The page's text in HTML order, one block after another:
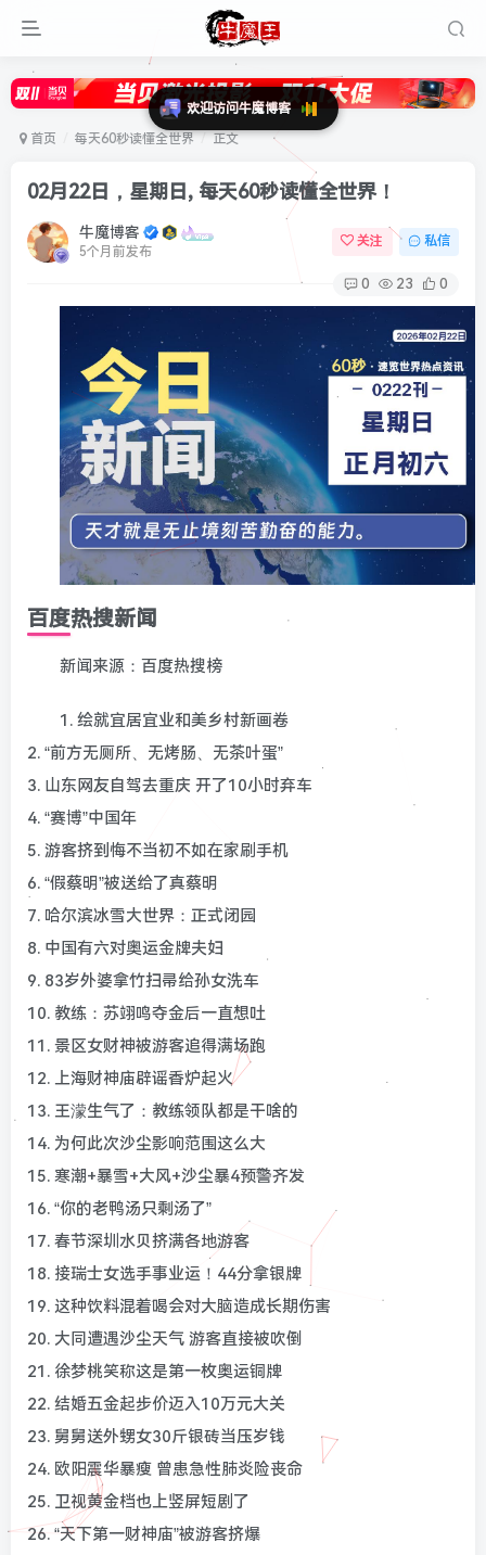
首页 每天60秒读懂全世界 正文
02月22日，星期日, 每天60秒读懂全世界！
牛魔博客
5个月前发布
关注 私信
0 23 0
百度热搜新闻
新闻来源：百度热搜榜
1. 绘就宜居宜业和美乡村新画卷
2. “前方无厕所、无烤肠、无茶叶蛋”
3. 山东网友自驾去重庆 开了10小时弃车
4. “赛博”中国年
5. 游客挤到悔不当初不如在家刷手机
6. “假蔡明”被送给了真蔡明
7. 哈尔滨冰雪大世界：正式闭园
8. 中国有六对奥运金牌夫妇
9. 83岁外婆拿竹扫帚给孙女洗车
10. 教练：苏翊鸣夺金后一直想吐
11. 景区女财神被游客追得满场跑
12. 上海财神庙辟谣香炉起火
13. 王濛生气了：教练领队都是干啥的
14. 为何此次沙尘影响范围这么大
15. 寒潮+暴雪+大风+沙尘暴4预警齐发
16. “你的老鸭汤只剩汤了”
17. 春节深圳水贝挤满各地游客
18. 接瑞士女选手事业运！44分拿银牌
19. 这种饮料混着喝会对大脑造成长期伤害
20. 大同遭遇沙尘天气 游客直接被吹倒
21. 徐梦桃笑称这是第一枚奥运铜牌
22. 结婚五金起步价迈入10万元大关
23. 舅舅送外甥女30斤银砖当压岁钱
24. 欧阳震华暴瘦 曾患急性肺炎险丧命
25. 卫视黄金档也上竖屏短剧了
26. “天下第一财神庙”被游客挤爆